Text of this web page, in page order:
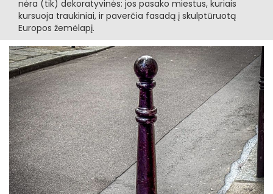
nėra (tik) dekoratyvinės: jos pasako miestus, kuriais
kursuoja traukiniai, ir paverčia fasadą į skulptūruotą
Europos žemėlapį.